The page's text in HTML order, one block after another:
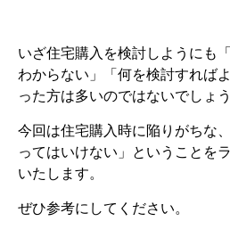
いざ住宅購入を検討しようにも
わからない」「何を検討すれば
った方は多いのではないでしょう
今回は住宅購入時に陥りがちな
ってはいけない」ということを
いたします。
ぜひ参考にしてください。